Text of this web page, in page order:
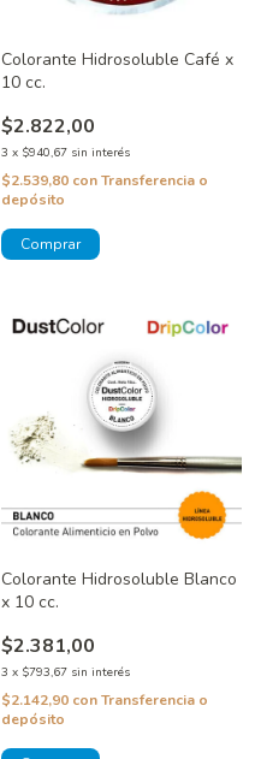
Colorante Hidrosoluble Café x
10 cc.
$2.822,00
3 x $940,67 sin interés
$2.539,80 conTransferencia o
depósito
Colorante Hidrosoluble Blanco
x 10 cc.
$2.381,00
3 x $793,67 sin interés
$2.142,90 conTransferencia o
depósito